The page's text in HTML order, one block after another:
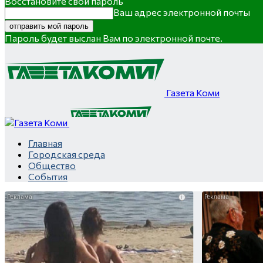
Ваш адрес электронной почты
Пароль будет выслан Вам по электронной почте.
Газета Коми
Главная
Городская среда
Общество
События
i